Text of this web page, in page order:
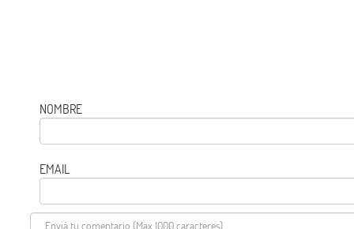
NOMBRE
EMAIL